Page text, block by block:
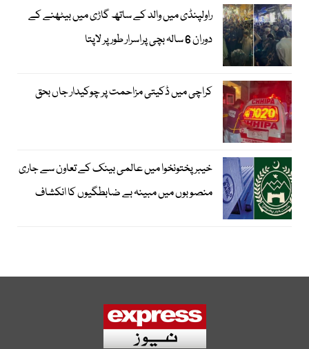
راولپنڈی میں والد کے ساتھ گاڑی میں بیٹھنے کے
دوران 6 سالہ بچی پراسرار طور پر لاپتا
کراچی میں ڈکیتی مزاحمت پر چوکیدار جاں بحق
خیبرپختونخوا میں عالمی بینک کے تعاون سے جاری
منصوبوں میں مبینہ بے ضابطگیوں کا انکشاف